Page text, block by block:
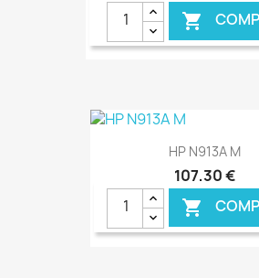

HP N913A M
107,30 €
